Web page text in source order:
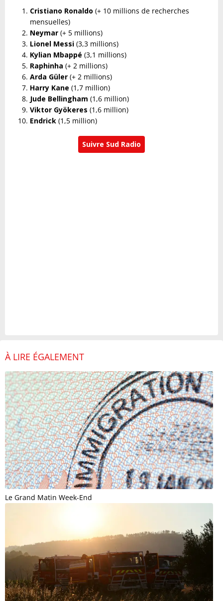
Cristiano Ronaldo (+ 10 millions de recherches
mensuelles)
Neymar (+ 5 millions)
Lionel Messi (3,3 millions)
Kylian Mbappé (3,1 millions)
Raphinha (+ 2 millions)
Arda Güler (+ 2 millions)
Harry Kane (1,7 million)
Jude Bellingham (1,6 million)
Viktor Gyökeres (1,6 million)
Endrick (1,5 million)
Suivre Sud Radio
À LIRE ÉGALEMENT
Le Grand Matin Week-End